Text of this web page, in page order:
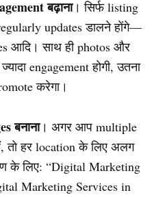
बढ़ाना। सिर्फ listing
updates डालने होंगे—
आदि। साथ ही photos और
engagement होगी, उतना
करेगा।
बनाना। अगर आप multiple
तो हर location के लिए अलग
के लिए: “Digital Marketing
Marketing Services in